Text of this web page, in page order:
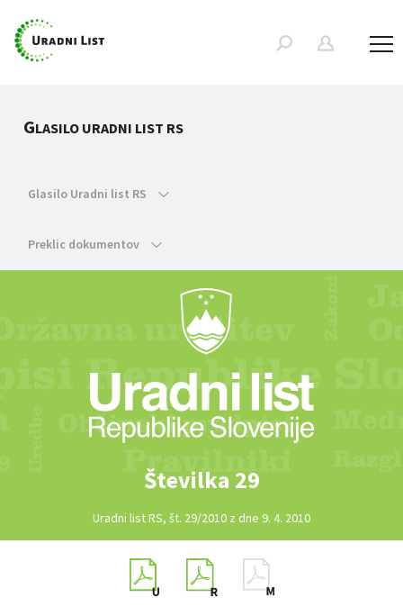
GLASILO URADNI LIST RS
Glasilo Uradni list RS
Preklic dokumentov
Številka 29
Uradni list RS, št. 29/2010 z dne 9. 4. 2010